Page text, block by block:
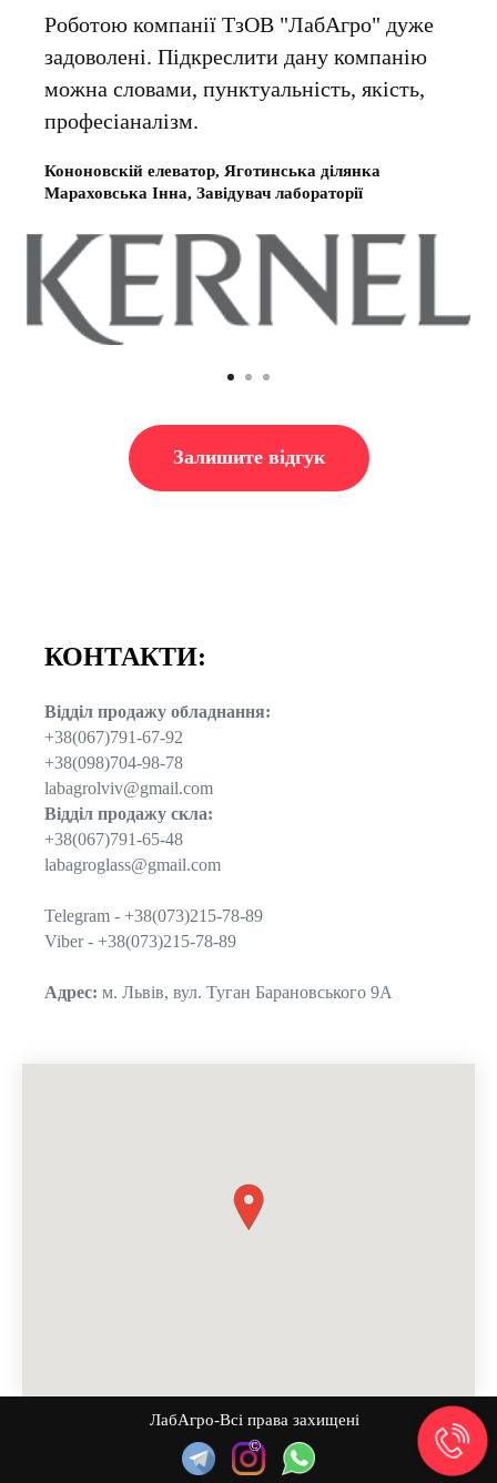
Роботою компанії ТзОВ "ЛабАгро" дуже
задоволені. Підкреслити дану компанію
можна словами, пунктуальність, якість,
професіаналізм.
Кононовскій елеватор, Яготинська ділянка
Мараховська Інна, Завідувач лабораторії
Залишите вiдгук
КОНТАКТИ:
Відділ продажу обладнання:
+38(067)791-67-92
+38(098)704-98-78
labagrolviv@gmail.com
Відділ продажу скла:
+38(067)791-65-48
labagroglass@gmail.com
Telegram - +38(073)215-78-89
Viber - +38(073)215-78-89
Адрес: м. Львів, вул. Туган Барановського 9А
ЛабАгро-Всі права захищені
©